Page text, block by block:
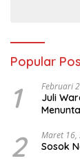
Popular
1 Februari
Juli Warata dan
Menuntaskan
2 Maret 16,
Sosok